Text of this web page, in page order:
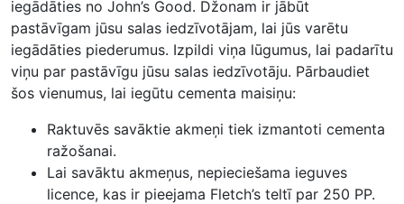
iegādāties no John’s Good. Džonam ir jābūt
pastāvīgam jūsu salas iedzīvotājam, lai jūs varētu
iegādāties piederumus. Izpildi viņa lūgumus, lai padarītu
viņu par pastāvīgu jūsu salas iedzīvotāju. Pārbaudiet
šos vienumus, lai iegūtu cementa maisiņu:
Raktuvēs savāktie akmeņi tiek izmantoti cementa
ražošanai.
Lai savāktu akmeņus, nepieciešama ieguves
licence, kas ir pieejama Fletch’s teltī par 250 PP.